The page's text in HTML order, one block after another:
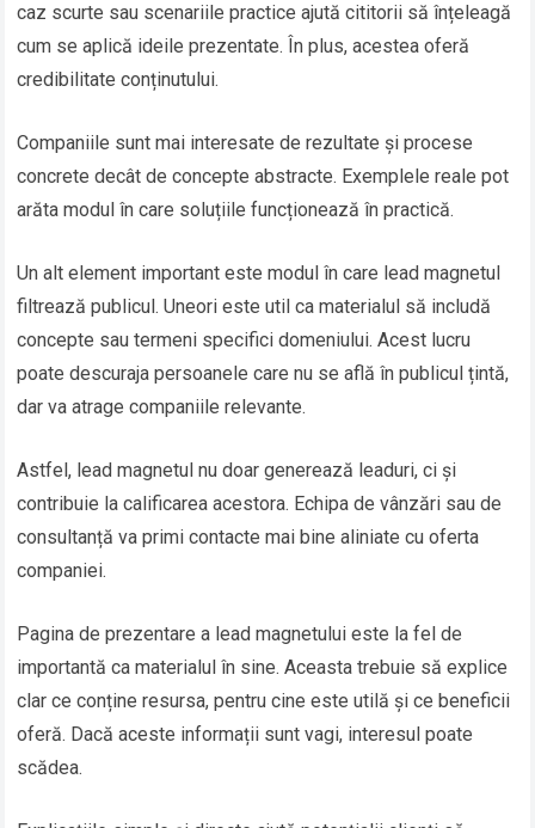
caz scurte sau scenariile practice ajută cititorii să înțeleagă
cum se aplică ideile prezentate. În plus, acestea oferă
credibilitate conținutului.
Companiile sunt mai interesate de rezultate și procese
concrete decât de concepte abstracte. Exemplele reale pot
arăta modul în care soluțiile funcționează în practică.
Un alt element important este modul în care lead magnetul
filtrează publicul. Uneori este util ca materialul să includă
concepte sau termeni specifici domeniului. Acest lucru
poate descuraja persoanele care nu se află în publicul țintă,
dar va atrage companiile relevante.
Astfel, lead magnetul nu doar generează leaduri, ci și
contribuie la calificarea acestora. Echipa de vânzări sau de
consultanță va primi contacte mai bine aliniate cu oferta
companiei.
Pagina de prezentare a lead magnetului este la fel de
importantă ca materialul în sine. Aceasta trebuie să explice
clar ce conține resursa, pentru cine este utilă și ce beneficii
oferă. Dacă aceste informații sunt vagi, interesul poate
scădea.